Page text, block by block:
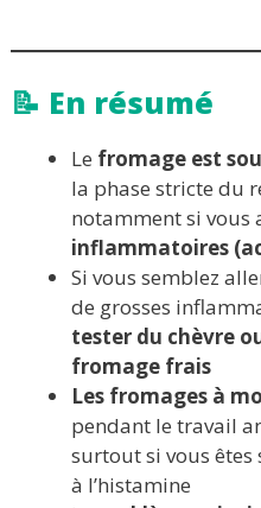
📝 En résumé
Le fromage est
la phase stricte du
notamment si vous
inflammatoires
Si vous semblez
de grosses
tester du chèvre
fromage frais
Les fromages à
pendant le travail
surtout si vous êtes
à l’histamine